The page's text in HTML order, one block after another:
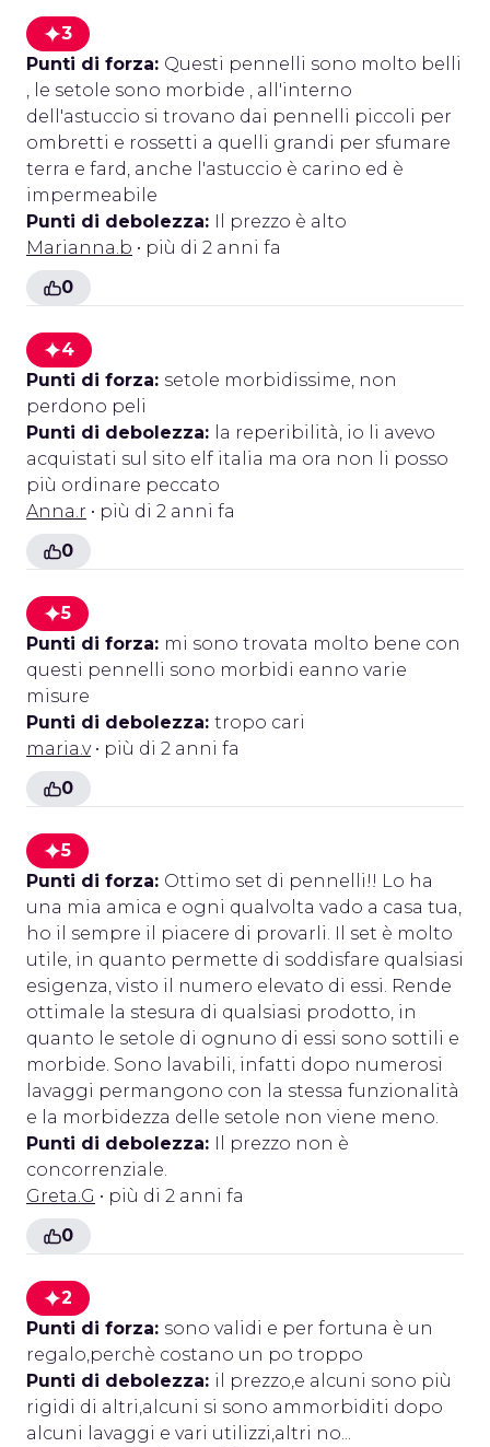
3
Punti di forza: Questi pennelli sono molto belli
, le setole sono morbide , all'interno
dell'astuccio si trovano dai pennelli piccoli per
ombretti e rossetti a quelli grandi per sfumare
terra e fard, anche l'astuccio è carino ed è
impermeabile
Punti di debolezza: Il prezzo è alto
Marianna.b • più di 2 anni fa
0
4
Punti di forza: setole morbidissime, non
perdono peli
Punti di debolezza: la reperibilità, io li avevo
acquistati sul sito elf italia ma ora non li posso
più ordinare peccato
Anna.r • più di 2 anni fa
0
5
Punti di forza: mi sono trovata molto bene con
questi pennelli sono morbidi eanno varie
misure
Punti di debolezza: tropo cari
maria.v• più di 2 anni fa
0
5
Punti di forza: Ottimo set di pennelli!! Lo ha
una mia amica e ogni qualvolta vado a casa tua,
ho il sempre il piacere di provarli. Il set è molto
utile, in quanto permette di soddisfare qualsiasi
esigenza, visto il numero elevato di essi. Rende
ottimale la stesura di qualsiasi prodotto, in
quanto le setole di ognuno di essi sono sottili e
morbide. Sono lavabili, infatti dopo numerosi
lavaggi permangono con la stessa funzionalità
e la morbidezza delle setole non viene meno.
Punti di debolezza: Il prezzo non è
concorrenziale.
Greta.G • più di 2 anni fa
0
2
Punti di forza: sono validi e per fortuna è un
regalo,perchè costano un po troppo
Punti di debolezza: il prezzo,e alcuni sono più
rigidi di altri,alcuni si sono ammorbiditi dopo
alcuni lavaggi e vari utilizzi,altri no...